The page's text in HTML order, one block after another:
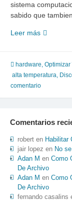
sistema
sabido que
Leer másSi
duros,
cpu
y
hardware
tienen
calor,
¡cuidado!
hardware,
alta temperatura,
comentario
Comentarios
roberten Habilitar
jair lopez en No
Adan M en Como
De Archivo
Adan M en Como
De Archivo
fernando casalins